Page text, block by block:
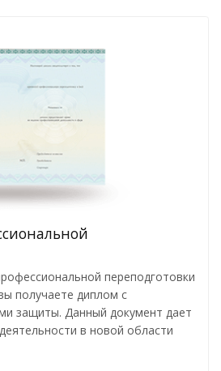
переподготовки
получаете диплом с
защиты. Данный документ дает
в новой области